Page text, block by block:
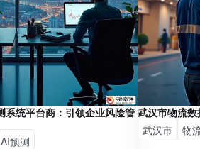
系统平台商：引领企业风险管
AI预测
武汉市物流
武汉市
物